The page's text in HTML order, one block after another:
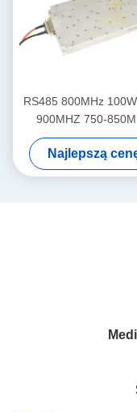
RS485 800MHz
900MHZ 750-
Moduł antydronowy
wzmacniacz mocy
antydronu LDSK 24-
Najlepszą